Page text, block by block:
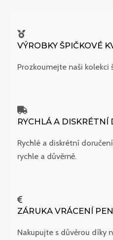
VÝROBKY ŠPIČKOVÉ
Prozkoumejte naši kolekci
RYCHLÁ A DISKRÉTNÍ
Rychlé a diskrétní
rychle a důvěrně.
ZÁRUKA VRÁCENÍ
Nakupujte s důvěrou díky